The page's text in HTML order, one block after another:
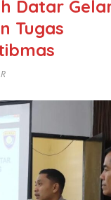
Datar
Tugas